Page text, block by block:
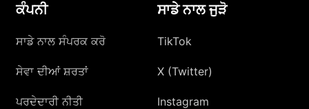
ਕੰਪਨੀ
ਸਾਡੇ ਨਾਲ ਸੰਪਰਕ ਕਰੋ
ਸੇਵਾ ਦੀਆਂ ਸ਼ਰਤਾਂ
ਪਰਦੇਦਾਰੀ ਨੀਤੀ
ਸਾਡੇ ਨਾਲ ਜੁੜੋ
TikTok
X (Twitter)
Instagram